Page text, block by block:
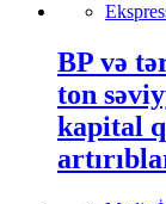
BP və
ton
kapital